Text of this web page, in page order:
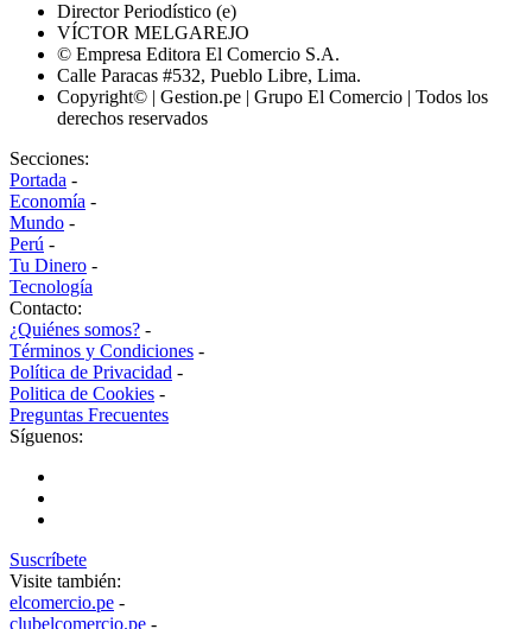
Director Periodístico (e)
VÍCTOR MELGAREJO
© Empresa Editora El Comercio S.A.
Calle Paracas #532, Pueblo Libre, Lima.
Copyright© | Gestion.pe | Grupo El Comercio | Todos los
derechos reservados
Secciones:
Portada -
Economía -
Mundo -
Perú -
Tu Dinero -
Tecnología
Contacto:
¿Quiénes somos? -
Términos y Condiciones -
Política de Privacidad -
Politica de Cookies -
Preguntas Frecuentes
Síguenos:
Suscríbete
Visite también:
elcomercio.pe -
clubelcomercio.pe -